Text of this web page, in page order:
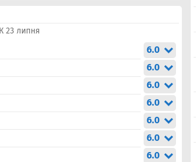
23 липня
6.0
6.0
6.0
6.0
6.0
6.0
6.0